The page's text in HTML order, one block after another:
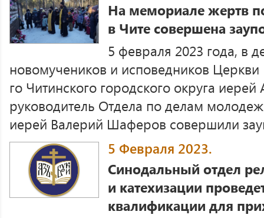
На мемориале жертв
в Чите совершена
5 февраля 2023 года, в
новомучеников и исповедников
го Читинского городского округа
руководитель Отдела по делам
иерей Валерий Шаферов совершили
5 Февраля 2023.
Синодальный отдел
и катехизации
квалификации для